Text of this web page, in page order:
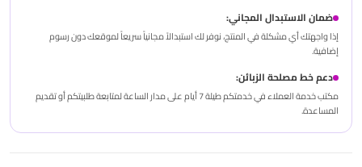
ضمان الاستبدال المجاني:
إذا واجهتك أي مشكلة في المنتج، نوفر لك استبدالاً مجانياً سريعاً لموقعك دون رسوم
إضافية.
دعم خط مصلحة الزبائن:
مكتب خدمة العملاء في خدمتكم طيلة 7 أيام على مدار الساعة لمتابعة طلبيتكم أو تقديم
المساعدة.